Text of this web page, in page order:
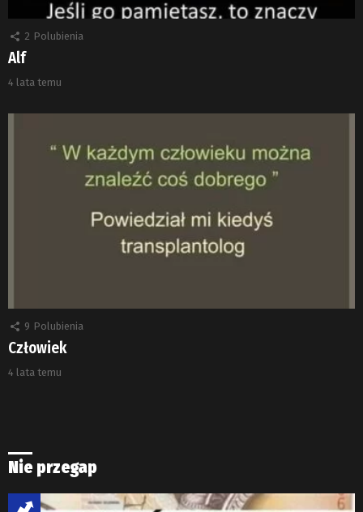
2 Polubienia
Alf
4 lata temu
9 Polubienia
Człowiek
4 lata temu
Nie przegap